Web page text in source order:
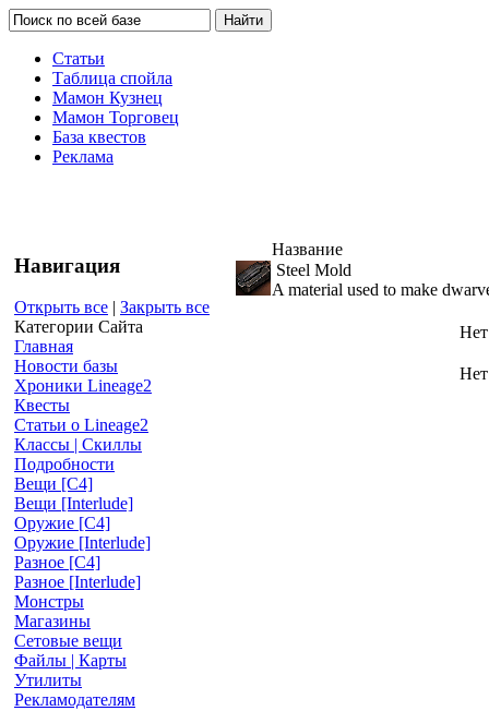
Статьи
Таблица спойла
Мамон Кузнец
Мамон Торговец
База квестов
Реклама
Навигация
Открыть все | Закрыть все
Категории Сайта
Главная
Новости базы
Хроники Lineage2
Квесты
Статьи о Lineage2
Классы | Скиллы
Подробности
Вещи [С4]
Вещи [Interlude]
Оружие [С4]
Оружие [Interlude]
Разное [C4]
Разное [Interlude]
Монстры
Магазины
Сетовые вещи
Файлы | Карты
Утилиты
Рекламодателям
Название
Steel Mold
A material used to make
Нет
Нет